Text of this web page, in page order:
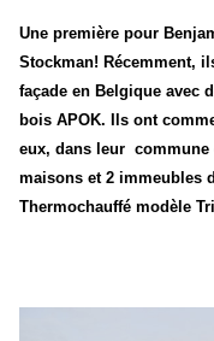
Une première pour
Stockman! Récemment,
façade en Belgique avec
bois APOK. Ils ont
eux, dans leur commune
maisons et 2 immeubles
Thermochauffé modèle